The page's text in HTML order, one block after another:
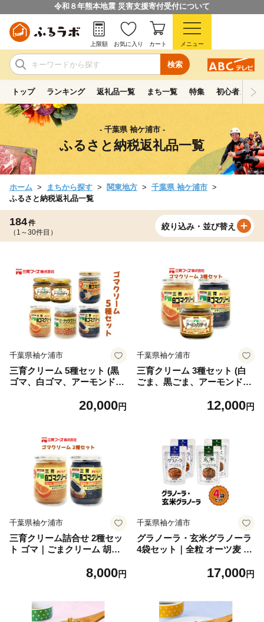
令和８年熊本地震 災害支援寄付受付について
検索
上限額 お気に入り カート メニュー
トップ ランキング 返礼品一覧 まち一覧 特集 初心者ガイド
- 千葉県 袖ケ浦市 -
ふるさと納税返礼品一覧
ホーム まちから探す 関東地方
千葉県 袖ケ浦市
ふるさと納税返礼品一覧
184件
（1～30件目）
絞り込み・並び替え
千葉県袖ケ浦市
三育クリーム 5種セット (黒
ゴマ、白ゴマ、アーモンド、
ごま 胡麻 ペースト 練りゴマ
ーナッツクリーム [0448ch]
20,000円
千葉県袖ケ浦市
三育クリーム 3種セット (白
ごま、黒ごま、アーモンド)
リーム ごまペースト ゴマペ
黒ごま アーモンドペースト
[0121ch]
12,000円
千葉県袖ケ浦市
三育クリーム詰合せ 2種セッ
ト ゴマ｜ごまクリーム 胡麻
ペースト 胡麻ペースト 練り
8,000円
千葉県袖ケ浦市
グラノーラ・玄米グラノーラ
4袋セット｜全粒 オーツ麦 小
ックス アサイーボウル たん
17,000円